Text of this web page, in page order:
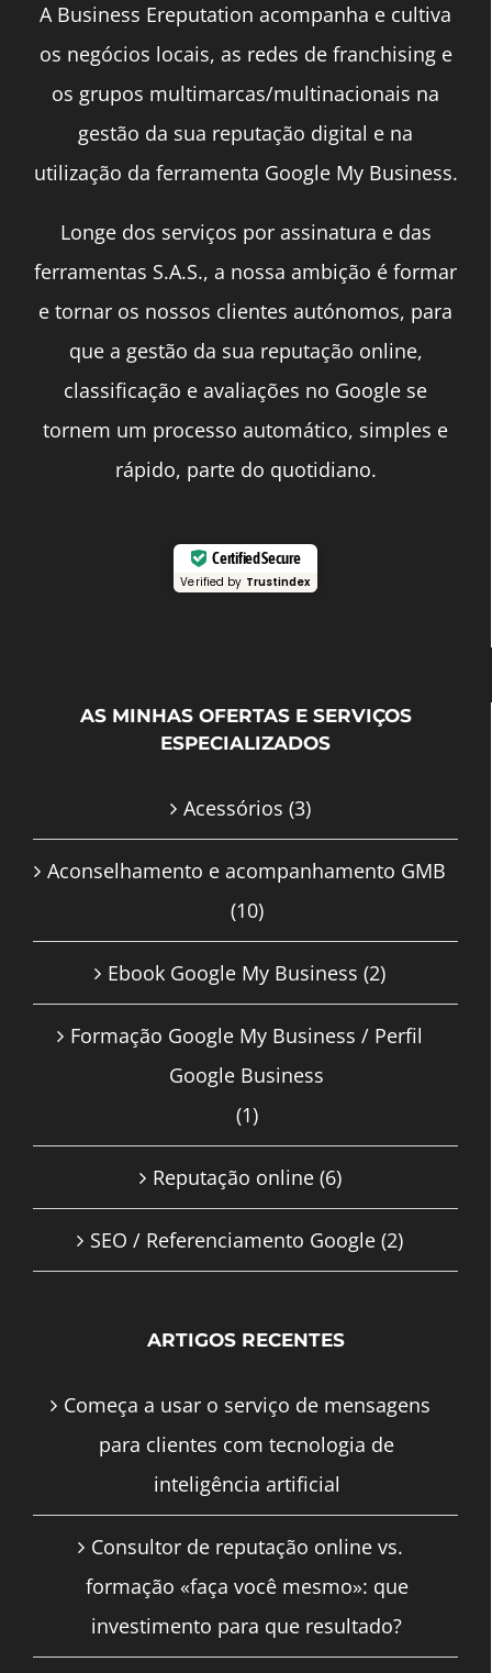
A Business Ereputation acompanha e cultiva
os negócios locais, as redes de franchising e
os grupos multimarcas/multinacionais na
gestão da sua reputação digital e na
utilização da ferramenta Google My Business.
Longe dos serviços por assinatura e das
ferramentas S.A.S., a nossa ambição é formar
e tornar os nossos clientes autónomos, para
que a gestão da sua reputação online,
classificação e avaliações no Google se
tornem um processo automático, simples e
rápido, parte do quotidiano.
Certified Secure
Verified by Trustindex
AS MINHAS OFERTAS E SERVIÇOS
ESPECIALIZADOS
Acessórios (3)
Aconselhamento e acompanhamento GMB
(10)
Ebook Google My Business (2)
Formação Google My Business / Perfil
Google Business
(1)
Reputação online (6)
SEO / Referenciamento Google (2)
ARTIGOS RECENTES
Começa a usar o serviço de mensagens
para clientes com tecnologia de
inteligência artificial
Consultor de reputação online vs.
formação «faça você mesmo»: que
investimento para que resultado?